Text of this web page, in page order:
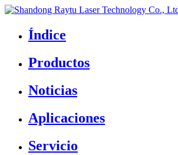
Índice
Productos
Noticias
Aplicaciones
Servicio